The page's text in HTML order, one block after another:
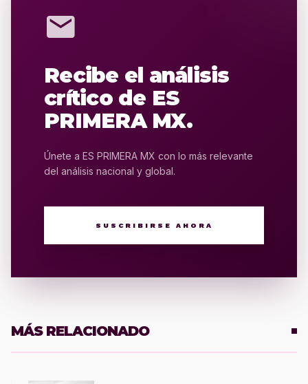
mail
Recibe el análisis
crítico de ES
PRIMERA MX.
Únete a ES PRIMERA MX con lo más relevante
del análisis nacional y global.
SUSCRIBIRSE AHORA
MÁS RELACIONADO